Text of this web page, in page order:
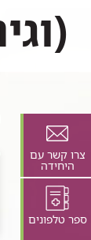
צרו קשר עם
היחידה
ספר טלפונים